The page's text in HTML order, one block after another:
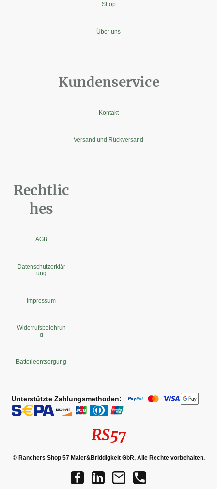
Shop
Über uns
Kundenservice
Kontakt
Versand und Rückversand
Rechtlic
hes
AGB
Datenschutzerklär
ung
Impressum
Widerrufsbelehrun
g
Batterieentsorgung
Unterstützte Zahlungsmethoden:
RS57
© Ranchers Shop 57 Maier&Briddigkeit GbR. Alle Rechte vorbehalten.